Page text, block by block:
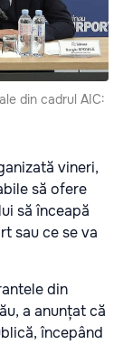
din cadrul AIC:
vineri,
să ofere
să înceapă
sau ce se va
din
a anunțat că
începând